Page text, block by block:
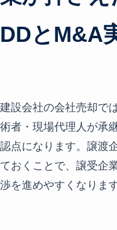
DDとM&A
建設会社の会社売却で
術者・現場代理人が承
認点になります。譲渡
ておくことで、譲受企
渉を進めやすくなります